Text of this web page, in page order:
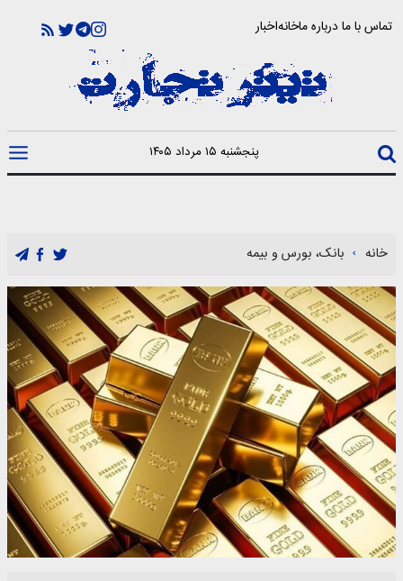
تماس با مادرباره ماخانهاخبار
پنجشنبه ۱۵ مرداد ۱۴۰۵
خانه بانک، بورس و بیمه